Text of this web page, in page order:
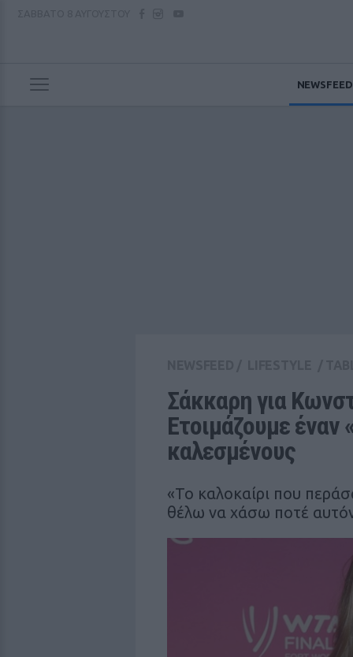
NEWSFEED
Σάκκαρη για
Ετοιμάζουμε έναν
καλεσμένους
«Το καλοκαίρι που
θέλω να χάσω ποτέ